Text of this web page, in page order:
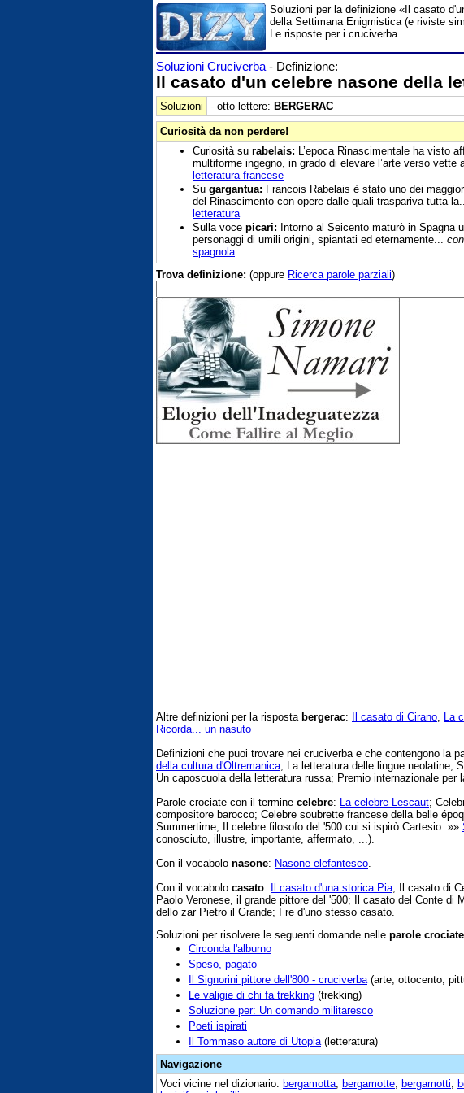
Soluzioni per la definizione «Il casato
della Settimana Enigmistica (e riviste
Le risposte per i cruciverba.
Soluzioni Cruciverba - Definizione:
Il casato d'un celebre nasone della
Soluzioni - otto lettere: BERGERAC
Curiosità da non perdere!
Curiosità su rabelais: L’epoca Rinascimentale ha visto
multiforme ingegno, in grado di elevare l’arte verso vette
letteratura francese
Su gargantua: Francois Rabelais è stato uno dei
del Rinascimento con opere dalle quali traspariva tutta
letteratura
Sulla voce picari: Intorno al Seicento maturò in Spagna
personaggi di umili origini, spiantati ed eternamente...
spagnola
Trova definizione: (oppure Ricerca parole parziali)
Altre definizioni per la risposta bergerac: Il casato di Cirano La
Ricorda... un nasuto
Definizioni che puoi trovare nei cruciverba e che contengono la
della cultura d'Oltremanica; La letteratura delle lingue neolatine;
Un caposcuola della letteratura russa; Premio internazionale per
Parole crociate con il termine celebre: La celebre Lescaut;
compositore barocco; Celebre soubrette francese della belle
Summertime; Il celebre filosofo del '500 cui si ispirò Cartesio. »»
conosciuto, illustre, importante, affermato, ...).
Con il vocabolo nasone: Nasone elefantesco
Con il vocabolo casato: Il casato d'una storica Pia; Il casato di
Paolo Veronese, il grande pittore del '500; Il casato del Conte di
dello zar Pietro il Grande; I re d'uno stesso casato.
Soluzioni per risolvere le seguenti domande nelle parole crociate
Circonda l'alburno
Speso, pagato
Il Signorini pittore dell'800 - cruciverba (arte, ottocento,
Le valigie di chi fa trekking (trekking)
Soluzione per: Un comando militaresco
Poeti ispirati
Il Tommaso autore di Utopia (letteratura)
Navigazione
Voci vicine nel dizionario: bergamotta bergamotte bergamotti